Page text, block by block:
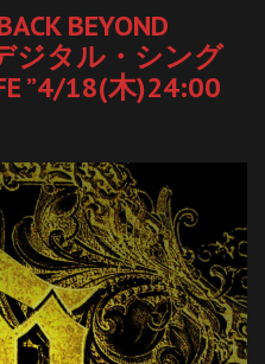
BEYOND
ジタル・シング
”4/18(木)24:00